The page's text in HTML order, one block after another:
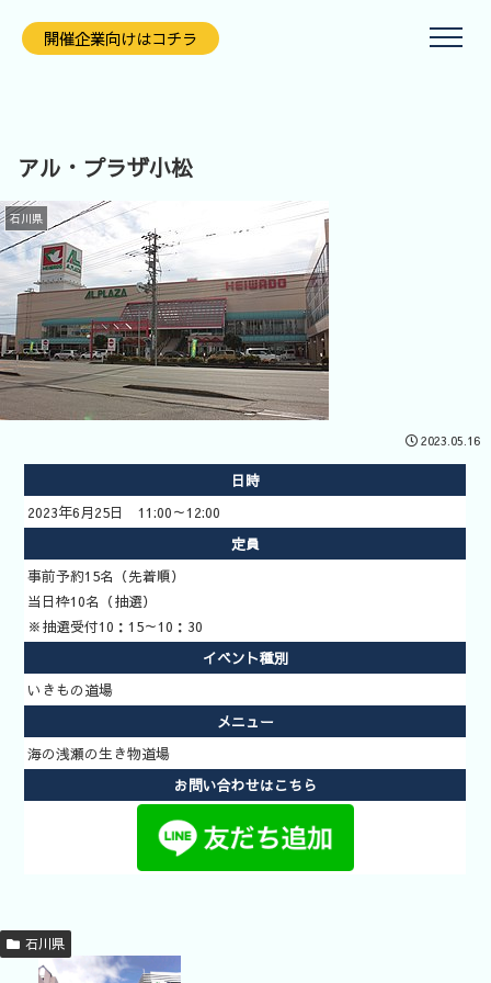
いきもの道
場
新着イベン
ト
イベント検
索
開催企業向けはコチラ
アル・プラザ小松
石川県
2023.05.16
日時
2023年6月25日 11:00～12:00
定員
事前予約15名（先着順）
当日枠10名（抽選）
※抽選受付10：15～10：30
イベント種別
いきもの道場
メニュー
海の浅瀬の生き物道場
お問い合わせはこちら
石川県